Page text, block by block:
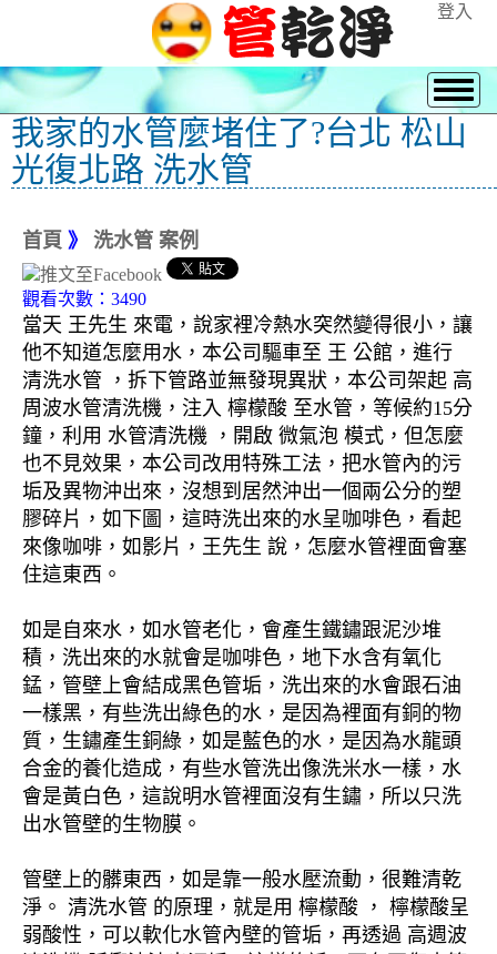
登入
我家的水管麼堵住了?台北 松山
光復北路 洗水管
首頁 》 洗水管 案例
觀看次數：3490
當天 王先生 來電，說家裡冷熱水突然變得很小，讓
他不知道怎麼用水，本公司驅車至 王 公館，進行
清洗水管 ，拆下管路並無發現異狀，本公司架起 高
周波水管清洗機，注入 檸檬酸 至水管，等候約15分
鐘，利用 水管清洗機 ，開啟 微氣泡 模式，但怎麼
也不見效果，本公司改用特殊工法，把水管內的污
垢及異物沖出來，沒想到居然沖出一個兩公分的塑
膠碎片，如下圖，這時洗出來的水呈咖啡色，看起
來像咖啡，如影片，王先生 說，怎麼水管裡面會塞
住這東西。
如是自來水，如水管老化，會產生鐵鏽跟泥沙堆
積，洗出來的水就會是咖啡色，地下水含有氧化
錳，管壁上會結成黑色管垢，洗出來的水會跟石油
一樣黑，有些洗出綠色的水，是因為裡面有銅的物
質，生鏽產生銅綠，如是藍色的水，是因為水龍頭
合金的養化造成，有些水管洗出像洗米水一樣，水
會是黃白色，這說明水管裡面沒有生鏽，所以只洗
出水管壁的生物膜。
管壁上的髒東西，如是靠一般水壓流動，很難清乾
淨。 清洗水管 的原理，就是用 檸檬酸 ， 檸檬酸呈
弱酸性，可以軟化水管內壁的管垢，再透過 高週波